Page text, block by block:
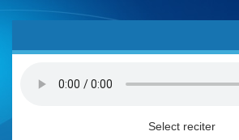
Select reciter